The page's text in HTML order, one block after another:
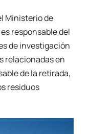
Ministerio de
responsable del
de investigación
relacionadas en
de la retirada,
residuos